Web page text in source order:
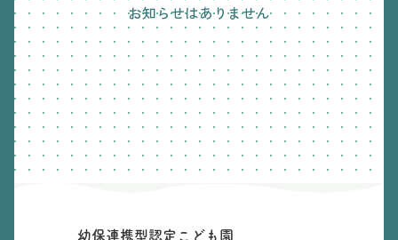
お知らせはありません
幼保連携型認定こども園